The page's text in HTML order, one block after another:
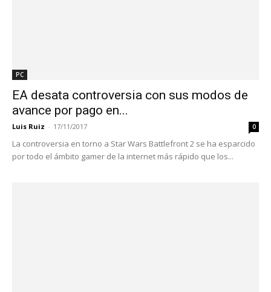
PC
EA desata controversia con sus modos de
avance por pago en...
Luis Ruiz - 17/11/2017 0
La controversia en torno a Star Wars Battlefront 2 se ha esparcido
por todo el ámbito gamer de la internet más rápido que los...